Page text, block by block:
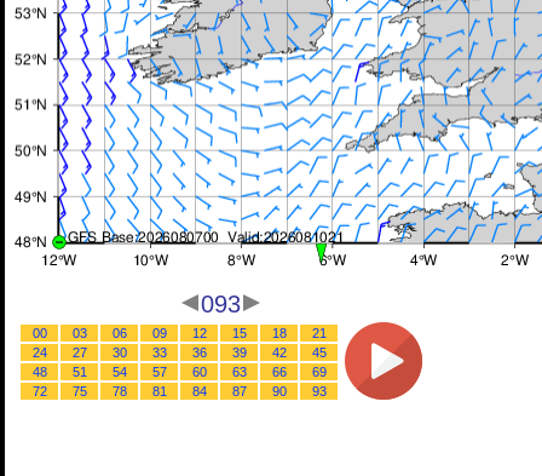
093
00 03 06 09 12 15 18
21
24
27 30 33 36 39 42
45
48
51 54 57 60 63 66
69
72
75 78 81 84 87 90 93